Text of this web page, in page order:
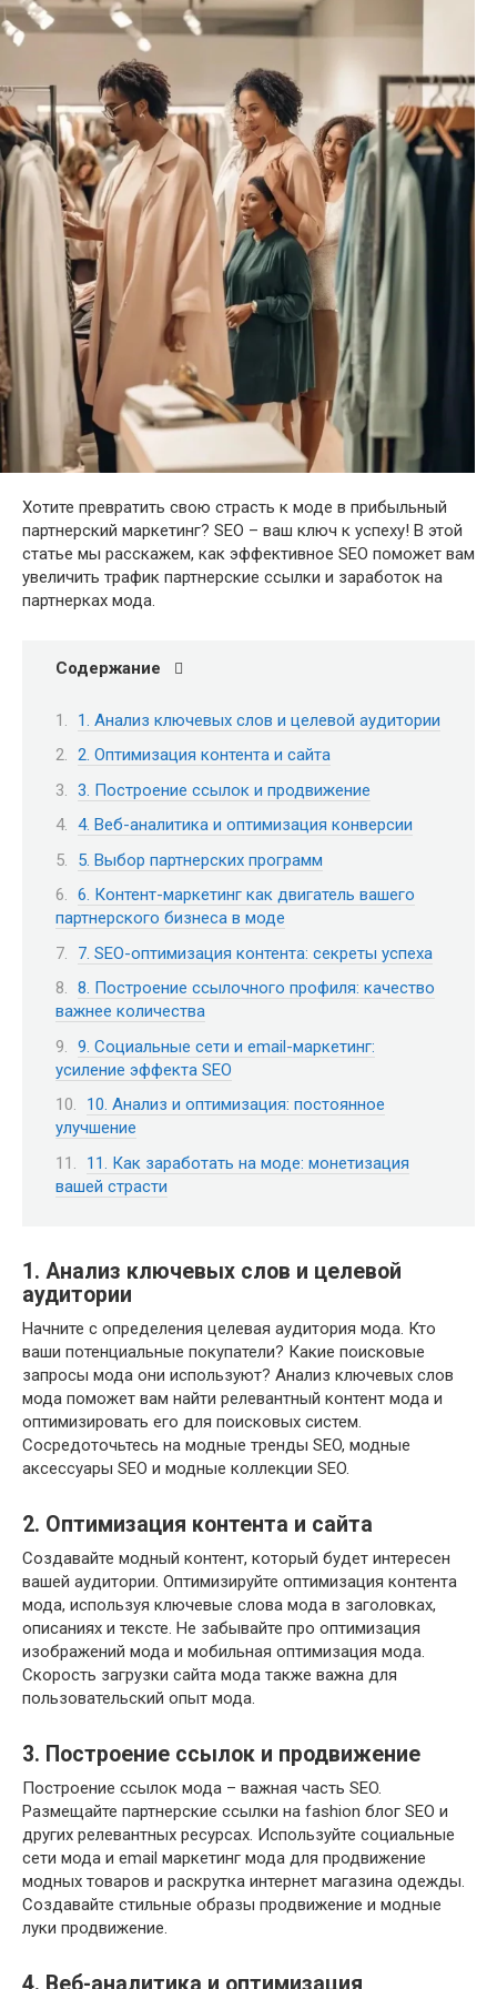
Хотите превратить свою страсть к моде в прибыльный
партнерский маркетинг? SEO – ваш ключ к успеху! В этой
статье мы расскажем, как эффективное SEO поможет вам
увеличить трафик партнерские ссылки и заработок на
партнерках мода.
Содержание
1. Анализ ключевых слов и целевой аудитории
2. Оптимизация контента и сайта
3. Построение ссылок и продвижение
4. Веб-аналитика и оптимизация конверсии
5. Выбор партнерских программ
6. Контент-маркетинг как двигатель вашего
партнерского бизнеса в моде
7. SEO-оптимизация контента: секреты успеха
8. Построение ссылочного профиля: качество
важнее количества
9. Социальные сети и email-маркетинг:
усиление эффекта SEO
10. Анализ и оптимизация: постоянное
улучшение
11. Как заработать на моде: монетизация
вашей страсти
1. Анализ ключевых слов и целевой
аудитории
Начните с определения целевая аудитория мода. Кто
ваши потенциальные покупатели? Какие поисковые
запросы мода они используют? Анализ ключевых слов
мода поможет вам найти релевантный контент мода и
оптимизировать его для поисковых систем.
Сосредоточьтесь на модные тренды SEO, модные
аксессуары SEO и модные коллекции SEO.
2. Оптимизация контента и сайта
Создавайте модный контент, который будет интересен
вашей аудитории. Оптимизируйте оптимизация контента
мода, используя ключевые слова мода в заголовках,
описаниях и тексте. Не забывайте про оптимизация
изображений мода и мобильная оптимизация мода.
Скорость загрузки сайта мода также важна для
пользовательский опыт мода.
3. Построение ссылок и продвижение
Построение ссылок мода – важная часть SEO.
Размещайте партнерские ссылки на fashion блог SEO и
других релевантных ресурсах. Используйте социальные
сети мода и email маркетинг мода для продвижение
модных товаров и раскрутка интернет магазина одежды.
Создавайте стильные образы продвижение и модные
луки продвижение.